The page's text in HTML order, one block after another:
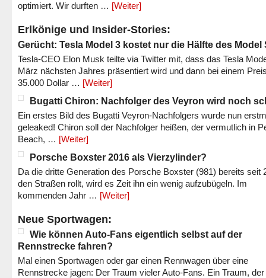
optimiert. Wir durften … [Weiter]
Erlkönige und Insider-Stories:
Gerücht: Tesla Model 3 kostet nur die Hälfte des Model
Tesla-CEO Elon Musk teilte via Twitter mit, dass das Tesla
März nächsten Jahres präsentiert wird und dann bei einem
35.000 Dollar … [Weiter]
Bugatti Chiron: Nachfolger des Veyron wird noch
Ein erstes Bild des Bugatti Veyron-Nachfolgers wurde nun
geleaked! Chiron soll der Nachfolger heißen, der vermutlich in
Beach, … [Weiter]
Porsche Boxster 2016 als Vierzylinder?
Da die dritte Generation des Porsche Boxster (981) bereits seit
den Straßen rollt, wird es Zeit ihn ein wenig aufzubügeln. Im
kommenden Jahr … [Weiter]
Neue Sportwagen:
Wie können Auto-Fans eigentlich selbst auf der
Rennstrecke fahren?
Mal einen Sportwagen oder gar einen Rennwagen über eine
Rennstrecke jagen: Der Traum vieler Auto-Fans. Ein Traum,